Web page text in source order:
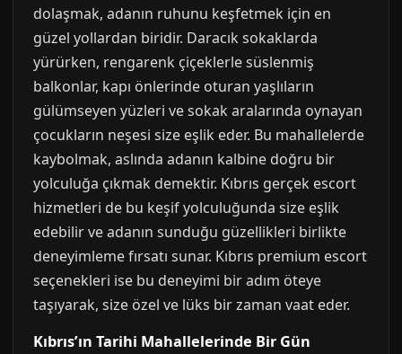
dolaşmak, adanın ruhunu keşfetmek için en
güzel yollardan biridir. Daracık sokaklarda
yürürken, rengarenk çiçeklerle süslenmiş
balkonlar, kapı önlerinde oturan yaşlıların
gülümseyen yüzleri ve sokak aralarında oynayan
çocukların neşesi size eşlik eder. Bu mahallelerde
kaybolmak, aslında adanın kalbine doğru bir
yolculuğa çıkmak demektir. Kıbrıs gerçek escort
hizmetleri de bu keşif yolculuğunda size eşlik
edebilir ve adanın sunduğu güzellikleri birlikte
deneyimleme fırsatı sunar. Kıbrıs premium escort
seçenekleri ise bu deneyimi bir adım öteye
taşıyarak, size özel ve lüks bir zaman vaat eder.
Kıbrıs’ın Tarihi Mahallelerinde Bir Gün